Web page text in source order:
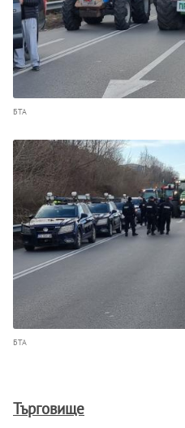
БТА
БТА
Търговище